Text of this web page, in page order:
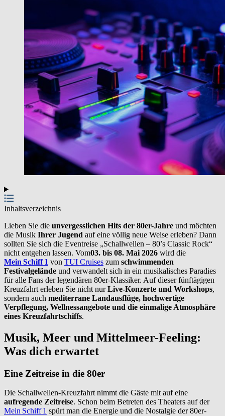
Inhaltsverzeichnis
Lieben Sie die unvergesslichen Hits der 80er-Jahre und möchten
die Musik Ihrer Jugend auf eine völlig neue Weise erleben? Dann
sollten Sie sich die Eventreise „Schallwellen – 80’s Classic Rock“
nicht entgehen lassen. Vom03. bis 08. Mai 2026 wird die
Mein Schiff 1 von TUI Cruises zum schwimmenden
Festivalgelände und verwandelt sich in ein musikalisches Paradies
für alle Fans der legendären 80er-Klassiker. Auf dieser fünftägigen
Kreuzfahrt erleben Sie nicht nurLive-Konzerte und Workshops,
sondern auch mediterrane Landausflüge, hochwertige
Verpflegung, Wellnessangebote und die einmalige Atmosphäre
eines Kreuzfahrtschiffs.
Musik, Meer und Mittelmeer-Feeling:
Was dich erwartet
Eine Zeitreise in die 80er
Die Schallwellen-Kreuzfahrt nimmt die Gäste mit auf eine
aufregende Zeitreise. Schon beim Betreten des Theaters auf der
Mein Schiff 1 spürt man die Energie und die Nostalgie der 80er-